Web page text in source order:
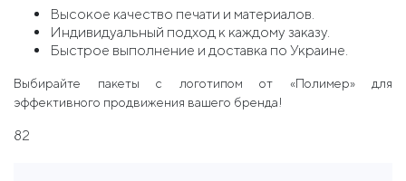
Высокое качество печати и материалов.
Индивидуальный подход к каждому заказу.
Быстрое выполнение и доставка по Украине.
Выбирайте пакеты с логотипом от «Полимер» для
эффективного продвижения вашего бренда!
82